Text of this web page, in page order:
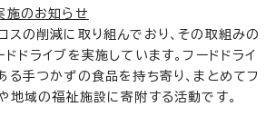
施のお知らせ
スの削減に取り組んでおり、その取組みの
ドドライブを実施しています。フードドライ
る手つかずの食品を持ち寄り、まとめてフ
地域の福祉施設に寄附する活動です。